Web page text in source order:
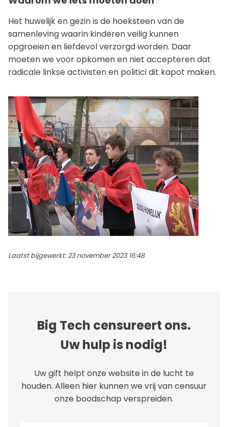
Het huwelijk en gezin is de hoeksteen van de
samenleving waarin kinderen veilig kunnen
opgroeien en liefdevol verzorgd worden. Daar
moeten we voor opkomen en niet accepteren dat
radicale linkse activisten en politici dit kapot maken.
Laatst bijgewerkt: 23 november 2023 16:48
Big Tech censureert ons.
Uw hulp is nodig!
Uw gift helpt onze website in de lucht te
houden. Alleen hier kunnen we vrij van censuur
onze boodschap verspreiden.